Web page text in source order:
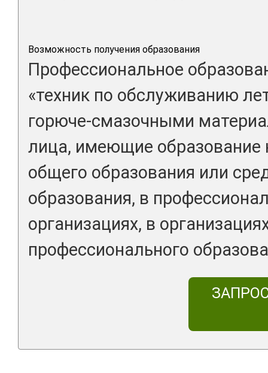
Возможность получения образования
Профессиональное
«техник по обслуживанию
горюче-смазочными
лица, имеющие образование
общего образования или
образования, в
организациях, в
профессионального